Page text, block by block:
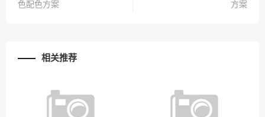
色配色方案
方案
相关推荐